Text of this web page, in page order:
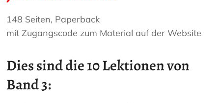
148 Seiten, Paperback
mit Zugangscode zum Material auf der Website
Dies sind die 10 Lektionen von
Band 3: